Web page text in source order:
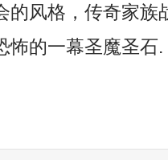
的风格，传奇家族
怖的一幕圣魔圣石.